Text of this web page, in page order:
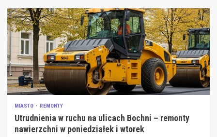
MIASTO REMONTY
Utrudnienia w ruchu na ulicach Bochni – remonty
nawierzchni w poniedziałek i wtorek